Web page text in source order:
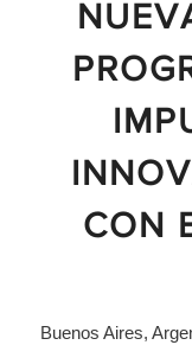
CON
Buenos Aires,